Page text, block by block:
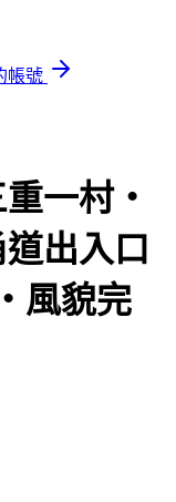
帳號
重一村‧
出入口
風貌完